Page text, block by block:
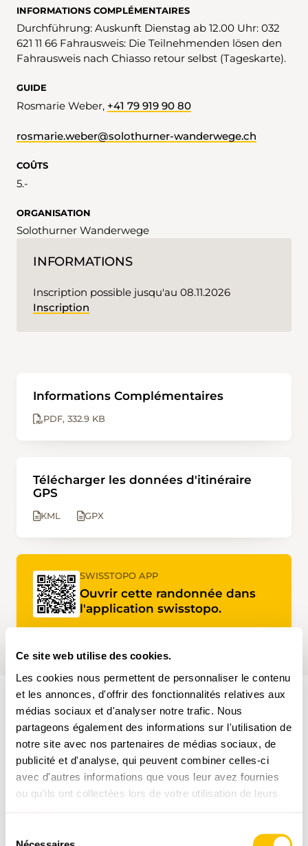
Ce site web utilise des cookies.
Les cookies nous permettent de personnaliser le contenu
et les annonces, d'offrir des fonctionnalités relatives aux
médias sociaux et d'analyser notre trafic. Nous
partageons également des informations sur l'utilisation de
notre site avec nos partenaires de médias sociaux, de
publicité et d'analyse, qui peuvent combiner celles-ci
avec d'autres informations que vous leur avez fournies
ou qu'ils ont collectées lors de votre utilisation de leurs
INFORMATIONS COMPLÉMENTAIRES
Durchführung: Auskunft Dienstag ab 12.00 Uhr: 032
621 11 66 Fahrausweis: Die Teilnehmenden lösen den
Fahrausweis nach Chiasso retour selbst (Tageskarte).
GUIDE
Rosmarie Weber, +41 79 919 90 80
rosmarie.weber@solothurner-wanderwege.ch
COÛTS
5.-
ORGANISATION
Solothurner Wanderwege
INFORMATIONS
Inscription possible jusqu'au 08.11.2026
Inscription
Informations Complémentaires
PDF 332.9 KB
Télécharger les données d'itinéraire
GPS
KML GPX
SWISSTOPO APP
Ouvrir cette randonnée dans
l'application swisstopo.
PARCOURS DE LA RANDONNÉE